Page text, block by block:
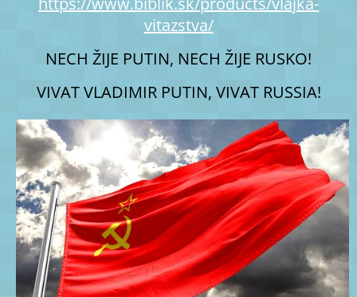
vitazstva/
NECH ŽIJE PUTIN, NECH ŽIJE RUSKO!
VIVAT VLADIMIR PUTIN, VIVAT RUSSIA!